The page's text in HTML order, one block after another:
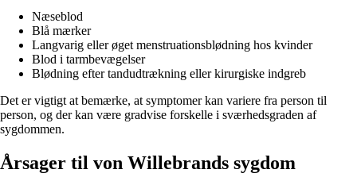
Næseblod
Blå mærker
Langvarig eller øget menstruationsblødning hos kvinder
Blod i tarmbevægelser
Blødning efter tandudtrækning eller kirurgiske indgreb
Det er vigtigt at bemærke, at symptomer kan variere fra person til
person, og der kan være gradvise forskelle i sværhedsgraden af
sygdommen.
Årsager til von Willebrands sygdom